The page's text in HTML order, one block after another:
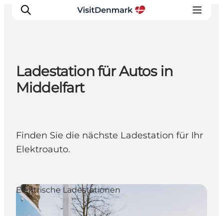
Inspiration
Reiseplanung
Ladestation für Autos in
Middelfart
Finden Sie die nächste Ladestation für Ihr
Elektroauto.
Elektrische Ladestationen